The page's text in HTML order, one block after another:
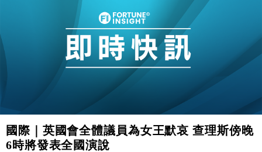
國際｜英國會全體議員為女王默哀 查理斯傍晚
6時將發表全國演說